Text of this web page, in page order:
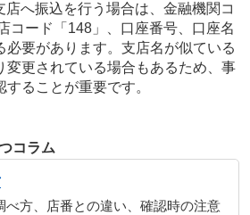
店へ振込を行う場合は、金融機関コ
コード「148」、口座番号、口座名
必要があります。支店名が似ている
変更されている場合もあるため、事
ることが重要です。
コラム
べ方、店番との違い、確認時の注意